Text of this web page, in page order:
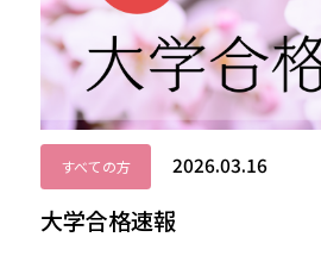
すべての方 2026.03.16
大学合格速報